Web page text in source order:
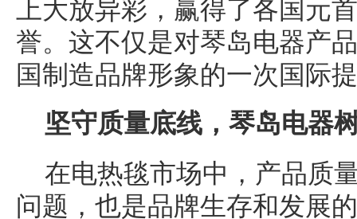
上大放异彩，赢得了各国元
誉。这不仅是对琴岛电器产
国制造品牌形象的一次国际
坚守质量底线，琴岛电器
在电热毯市场中，产品质
问题，也是品牌生存和发展